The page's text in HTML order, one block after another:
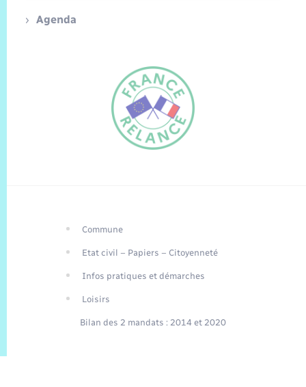
Traduction du
EN
Agenda
Commune
Etat civil – Papiers – Citoyenneté
Infos pratiques et démarches
Loisirs
Bilan des 2 mandats : 2014 et 2020